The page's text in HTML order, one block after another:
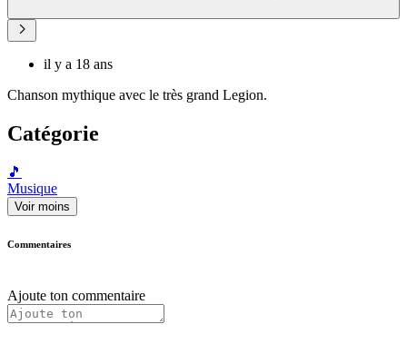
il y a 18 ans
Chanson mythique avec le très grand Legion.
Catégorie
🎵
Musique
Voir moins
Commentaires
Ajoute ton commentaire